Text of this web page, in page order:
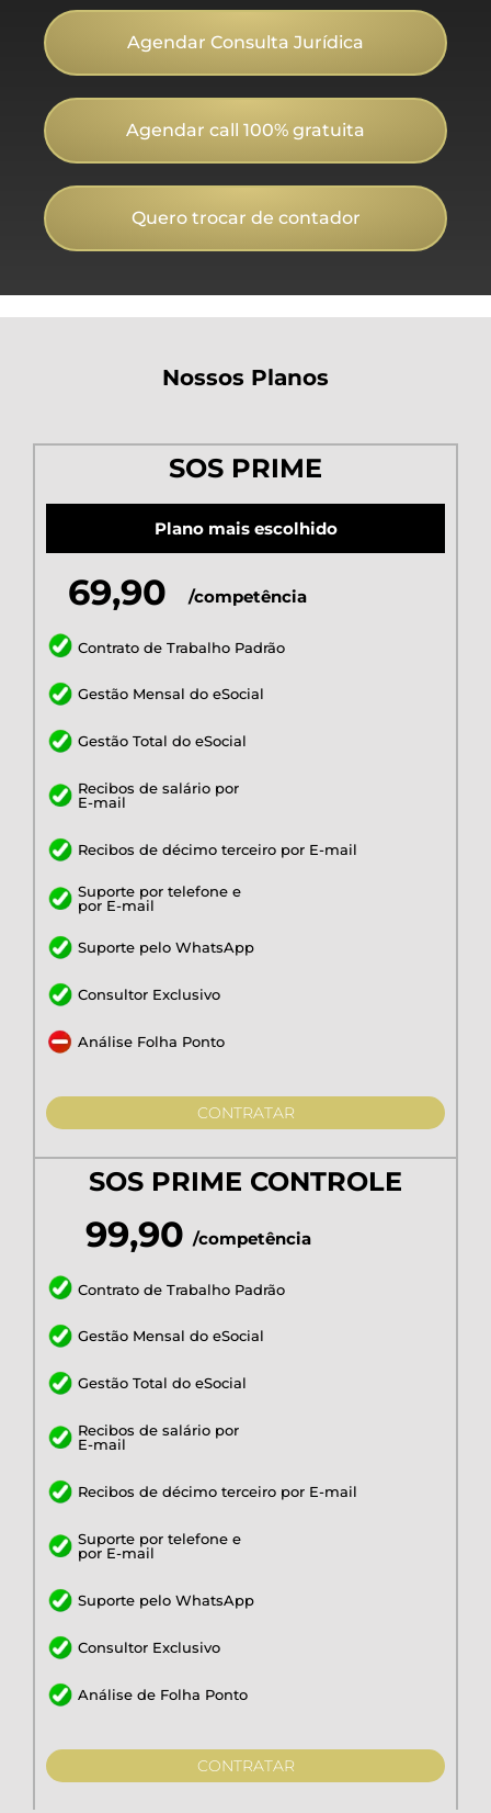
Agendar Consulta Jurídica
Agendar call 100% gratuita
Quero trocar de contador
Nossos Planos
SOS PRIME
Plano mais escolhido
69,90 /competência
Contrato de Trabalho Padrão
Gestão Mensal do eSocial
Gestão Total do eSocial
Recibos de salário por
E-mail
Recibos de décimo terceiro por E-mail
Suporte por telefone e
por E-mail
Suporte pelo WhatsApp
Consultor Exclusivo
Análise Folha Ponto
CONTRATAR
SOS PRIME CONTROLE
99,90 /competência
Contrato de Trabalho Padrão
Gestão Mensal do eSocial
Gestão Total do eSocial
Recibos de salário por
E-mail
Recibos de décimo terceiro por E-mail
Suporte por telefone e
por E-mail
Suporte pelo WhatsApp
Consultor Exclusivo
Análise de Folha Ponto
CONTRATAR